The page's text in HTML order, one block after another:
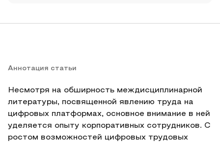
Аннотация статьи
Несмотря на обширность междисциплинарной
литературы, посвященной явлению труда на
цифровых платформах, основное внимание в ней
уделяется опыту корпоративных сотрудников. С
ростом возможностей цифровых трудовых